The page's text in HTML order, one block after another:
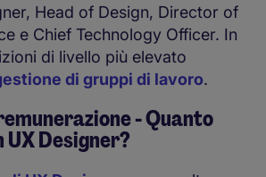
Head of Design, Director of
e Chief Technology Officer. In
di livello più elevato
di gruppi di lavoro.
- Quanto
UX Designer?